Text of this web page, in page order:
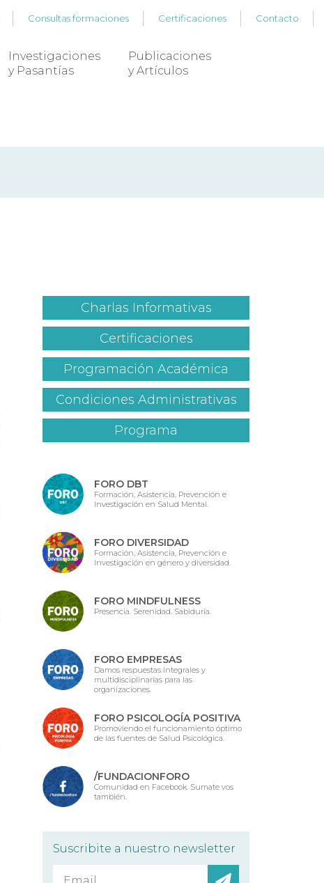
Consultas formaciones Certificaciones Contacto
Investigaciones
y Pasantías
Publicaciones
y Artículos
Charlas Informativas
Certificaciones
Programación Académica
Condiciones Administrativas
Programa
FORO DBT
Formación, Asistencia, Prevención e
Investigación en Salud Mental.
FORO DIVERSIDAD
Formación, Asistencia, Prevención e
Investigación en género y diversidad.
FORO MINDFULNESS
Presencia. Serenidad. Sabiduría.
FORO EMPRESAS
Damos respuestas integrales y
multidisciplinarias para las
organizaciones.
FORO PSICOLOGÍA POSITIVA
Promoviendo el funcionamiento óptimo
de las fuentes de Salud Psicológica.
/FUNDACIONFORO
Comunidad en Facebook. Sumate vos
también.
Suscribite a nuestro newsletter